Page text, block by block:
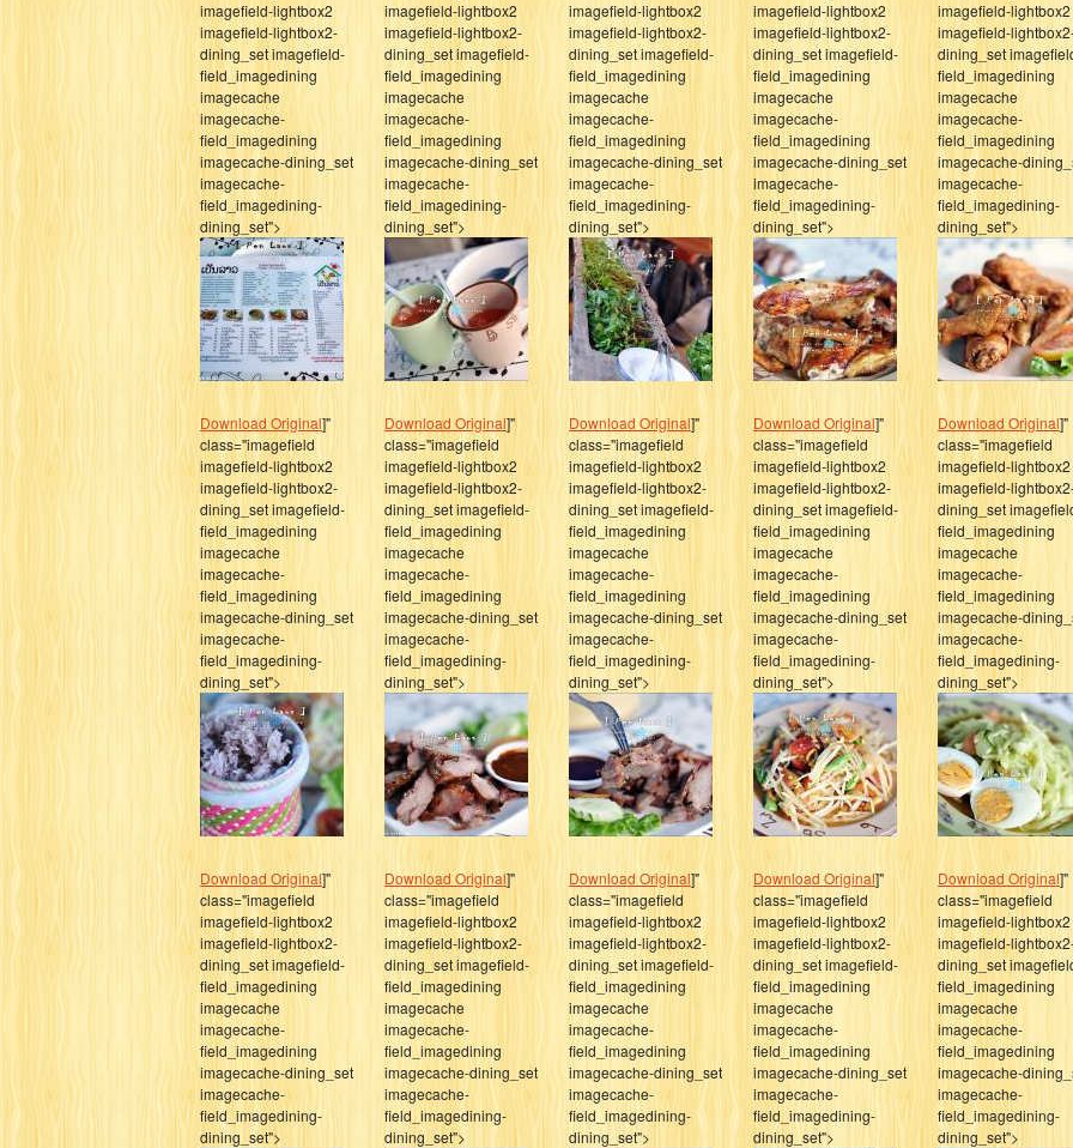
imagefield-lightbox2
imagefield-lightbox2-
dining_set imagefield-
field_imagedining
imagecache
imagecache-
field_imagedining
imagecache-dining_set
imagecache-
field_imagedining-
dining_set">
imagefield-lightbox2
imagefield-lightbox2-
dining_set imagefield-
field_imagedining
imagecache
imagecache-
field_imagedining
imagecache-dining_set
imagecache-
field_imagedining-
dining_set">
imagefield-lightbox2
imagefield-lightbox2-
dining_set imagefield-
field_imagedining
imagecache
imagecache-
field_imagedining
imagecache-dining_set
imagecache-
field_imagedining-
dining_set">
imagefield-lightbox2
imagefield-lightbox2-
dining_set imagefield-
field_imagedining
imagecache
imagecache-
field_imagedining
imagecache-dining_set
imagecache-
field_imagedining-
dining_set">
imagefield-lightbox2
imagefield-
dining_set
field_imagedining
imagecache
imagecache-
field_imagedining
imagecache-
imagecache-
field_imagedining-
dining_set">
Download Original]"
class="imagefield
imagefield-lightbox2
imagefield-lightbox2-
dining_set imagefield-
field_imagedining
imagecache
imagecache-
field_imagedining
imagecache-dining_set
imagecache-
field_imagedining-
dining_set">
Download Original]"
class="imagefield
imagefield-lightbox2
imagefield-lightbox2-
dining_set imagefield-
field_imagedining
imagecache
imagecache-
field_imagedining
imagecache-dining_set
imagecache-
field_imagedining-
dining_set">
Download Original]"
class="imagefield
imagefield-lightbox2
imagefield-lightbox2-
dining_set imagefield-
field_imagedining
imagecache
imagecache-
field_imagedining
imagecache-dining_set
imagecache-
field_imagedining-
dining_set">
Download Original]"
class="imagefield
imagefield-lightbox2
imagefield-lightbox2-
dining_set imagefield-
field_imagedining
imagecache
imagecache-
field_imagedining
imagecache-dining_set
imagecache-
field_imagedining-
dining_set">
Download Original]"
class="imagefield
imagefield-lightbox2
imagefield-
dining_set
field_imagedining
imagecache
imagecache-
field_imagedining
imagecache-
imagecache-
field_imagedining-
dining_set">
Download Original]"
class="imagefield
imagefield-lightbox2
imagefield-lightbox2-
dining_set imagefield-
field_imagedining
imagecache
imagecache-
field_imagedining
imagecache-dining_set
imagecache-
field_imagedining-
dining_set">
Download Original]"
class="imagefield
imagefield-lightbox2
imagefield-lightbox2-
dining_set imagefield-
field_imagedining
imagecache
imagecache-
field_imagedining
imagecache-dining_set
imagecache-
field_imagedining-
dining_set">
Download Original]"
class="imagefield
imagefield-lightbox2
imagefield-lightbox2-
dining_set imagefield-
field_imagedining
imagecache
imagecache-
field_imagedining
imagecache-dining_set
imagecache-
field_imagedining-
dining_set">
Download Original]"
class="imagefield
imagefield-lightbox2
imagefield-lightbox2-
dining_set imagefield-
field_imagedining
imagecache
imagecache-
field_imagedining
imagecache-dining_set
imagecache-
field_imagedining-
dining_set">
Download Original]"
class="imagefield
imagefield-lightbox2
imagefield-
dining_set
field_imagedining
imagecache
imagecache-
field_imagedining
imagecache-
imagecache-
field_imagedining-
dining_set">